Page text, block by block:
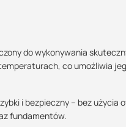
do wykonywania
co umożliwia
i bezpieczny – bez użycia
fundamentów.
wątpliwości?